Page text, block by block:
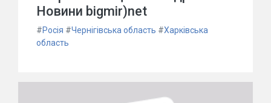
Новини bigmir)net
#Росія #Чернігівська область #Харківська
область